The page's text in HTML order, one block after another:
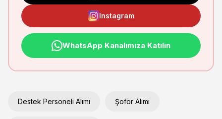
Instagram
WhatsApp Kanalımıza Katılın
Destek Personeli Alımı Şoför Alımı